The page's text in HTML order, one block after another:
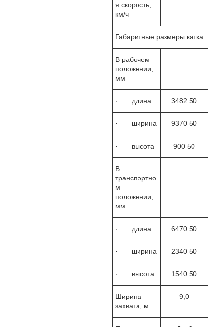
я скорость,
км/ч
Габаритные размеры катка:
В рабочем
положении,
мм
· длина 3482 50
· ширина 9370 50
· высота 900 50
В
транспортно
м
положении,
мм
· длина 6470 50
· ширина 2340 50
· высота 1540 50
Ширина
захвата, м
9,0